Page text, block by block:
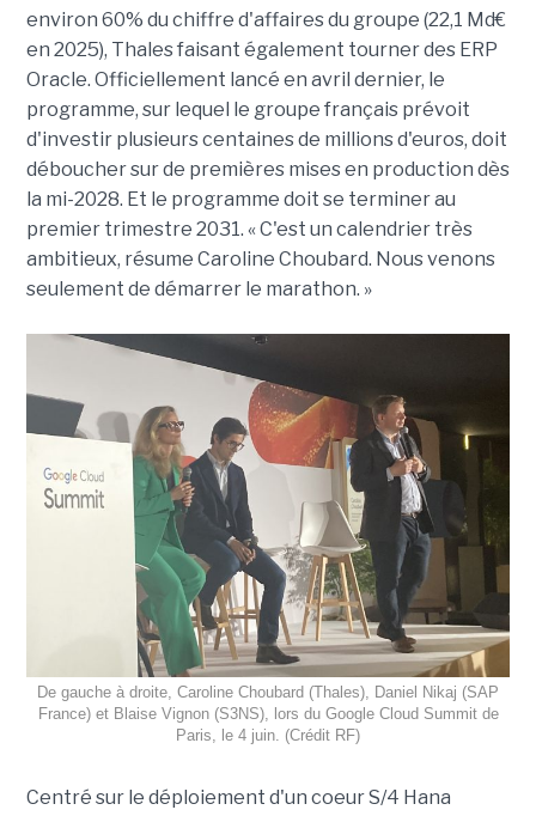
environ 60% du chiffre d'affaires du groupe (22,1 Md€
en 2025), Thales faisant également tourner des ERP
Oracle. Officiellement lancé en avril dernier, le
programme, sur lequel le groupe français prévoit
d'investir plusieurs centaines de millions d'euros, doit
déboucher sur de premières mises en production dès
la mi-2028. Et le programme doit se terminer au
premier trimestre 2031. « C'est un calendrier très
ambitieux, résume Caroline Choubard. Nous venons
seulement de démarrer le marathon. »
De gauche à droite, Caroline Choubard (Thales), Daniel Nikaj (SAP
France) et Blaise Vignon (S3NS), lors du Google Cloud Summit de
Paris, le 4 juin. (Crédit RF)
Centré sur le déploiement d'un coeur S/4 Hana